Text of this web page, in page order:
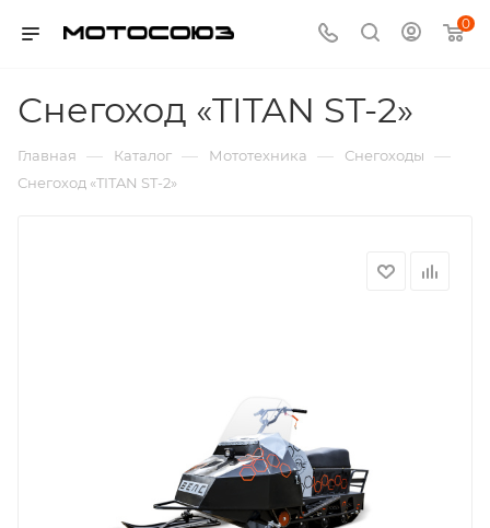
0
Снегоход «TITAN ST-2»
Главная — Каталог — Мототехника — Снегоходы —
Снегоход «TITAN ST-2»